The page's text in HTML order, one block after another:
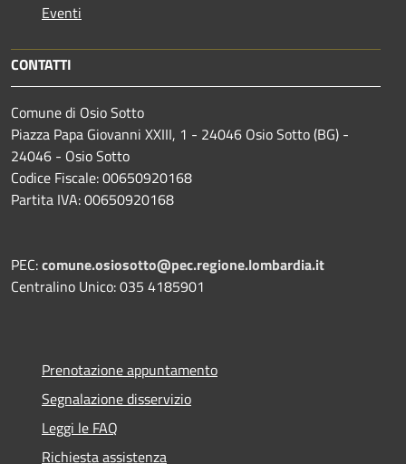
Eventi
CONTATTI
Comune di Osio Sotto
Piazza Papa Giovanni XXIII, 1 - 24046 Osio Sotto (BG) -
24046 - Osio Sotto
Codice Fiscale: 00650920168
Partita IVA: 00650920168
PEC:comune.osiosotto@pec.regione.lombardia.it
Centralino Unico: 035 4185901
Prenotazione appuntamento
Segnalazione disservizio
Leggi le FAQ
Richiesta assistenza